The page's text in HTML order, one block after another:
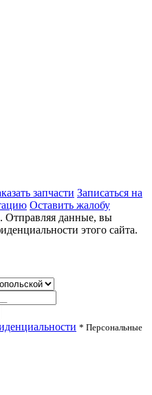
запчасти Записаться на
Оставить жалобу
. Отправляя данные, вы
этого сайта.
* Персональные